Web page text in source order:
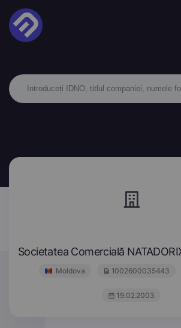
Societatea Comercială
Moldova 1002600035443
19.02.2003